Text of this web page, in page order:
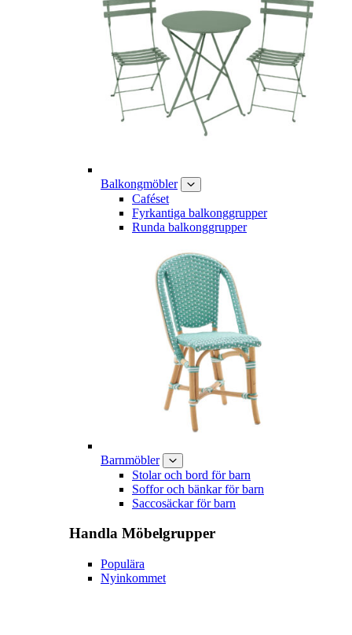
Balkongmöbler
Caféset
Fyrkantiga balkonggrupper
Runda balkonggrupper
Barnmöbler
Stolar och bord för barn
Soffor och bänkar för barn
Saccosäckar för barn
Handla Möbelgrupper
Populära
Nyinkommet